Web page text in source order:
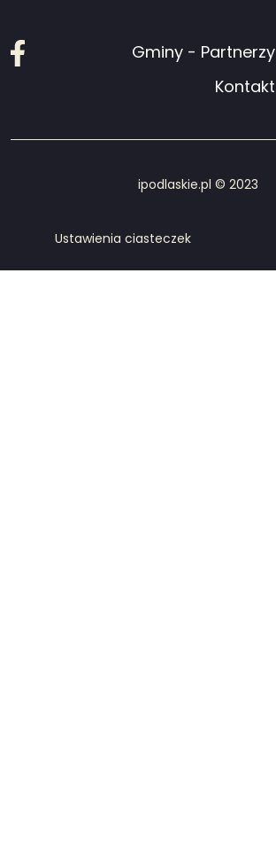
Facebook
Gminy - Partnerzy
Kontakt
ipodlaskie.pl © 2023
Ustawienia ciasteczek